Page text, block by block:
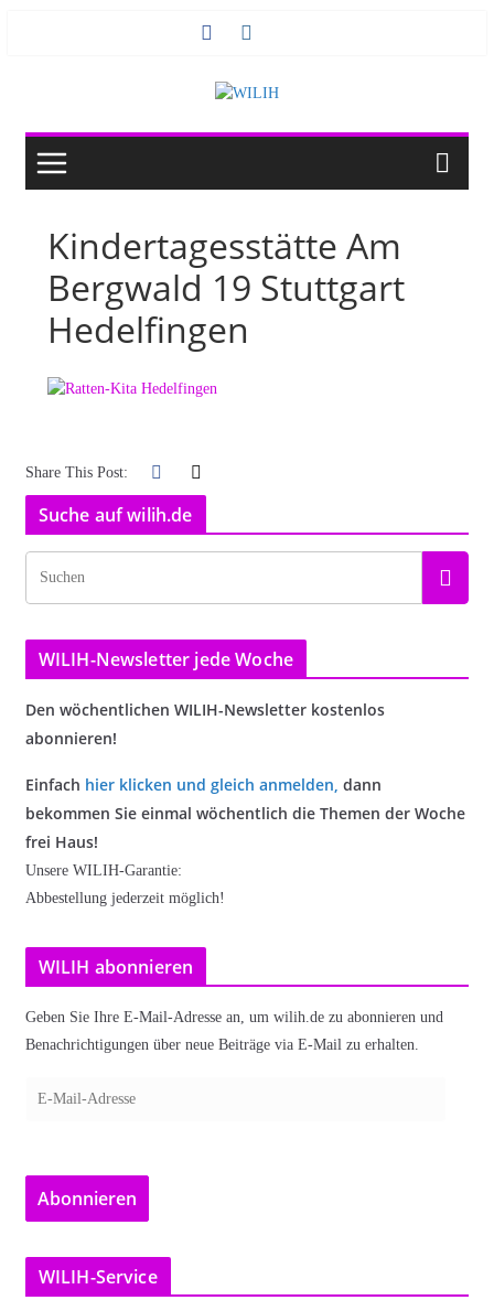
Kindertagesstätte Am
Bergwald 19 Stuttgart
Hedelfingen
Share This Post:
Suche auf wilih.de
WILIH-Newsletter jede Woche
Den wöchentlichen WILIH-Newsletter kostenlos
abonnieren!
Einfach hier klicken und gleich anmelden, dann
bekommen Sie einmal wöchentlich die Themen der Woche
frei Haus!
Unsere WILIH-Garantie:
Abbestellung jederzeit möglich!
WILIH abonnieren
Geben Sie Ihre E-Mail-Adresse an, um wilih.de zu abonnieren und
Benachrichtigungen über neue Beiträge via E-Mail zu erhalten.
a
l
-
Abonnieren
WILIH-Service